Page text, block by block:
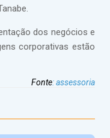
dos negócios e
corporativas estão
Fonte:assessoria